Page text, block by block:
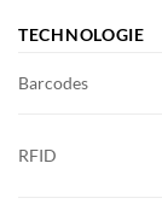
TECHNOLOGIE
Barcodes
RFID